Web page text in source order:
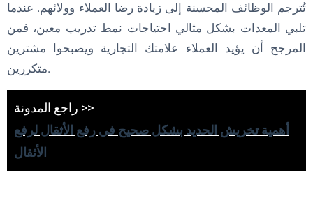
تُترجم الوظائف المحسنة إلى زيادة رضا العملاء وولائهم. عندما
تلبي المعدات بشكل مثالي احتياجات نمط تدريب معين، فمن
المرجح أن يؤيد العملاء علامتك التجارية ويصبحوا مشترين
متكررين.
راجع المدونة >>
أهمية تخريش الحديد بشكل صحيح في رفع الأثقال لرفع
الأثقال